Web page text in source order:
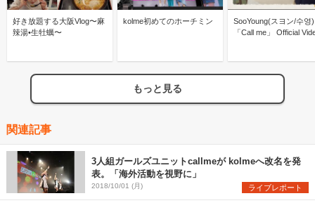
好き放題する大阪Vlog〜麻
辣湯•生牡蠣〜
kolme初めてのホーチミン
SooYoung(スヨン/수영
「Call me」 Official
もっと見る
関連記事
3人組ガールズユニットcallmeが kolmeへ改名を発
表。「海外活動を視野に」
2018/10/01 (月) ライブレポート